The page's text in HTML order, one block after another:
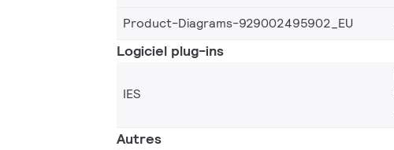
Product-Diagrams-929002495902_EU
Logiciel plug-ins
IES
Autres